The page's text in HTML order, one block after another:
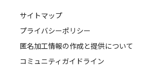
サイトマップ
プライバシーポリシー
匿名加工情報の作成と提供について
コミュニティガイドライン